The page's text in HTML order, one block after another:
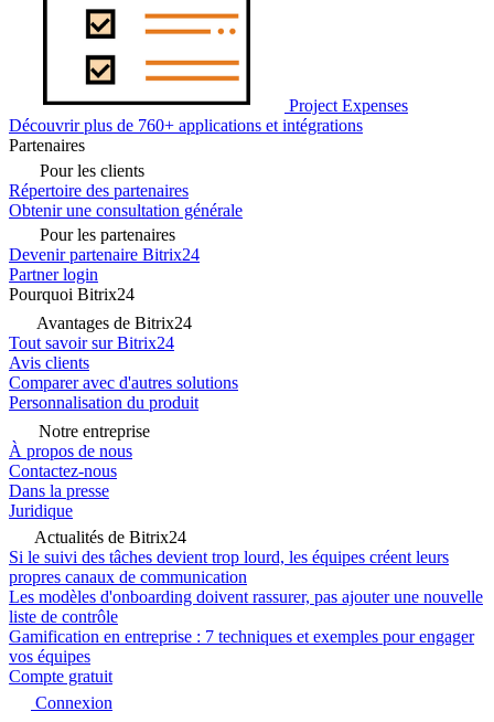
Project Expenses
Découvrir plus de 760+ applications et intégrations
Partenaires
Pour les clients
Répertoire des partenaires
Obtenir une consultation générale
Pour les partenaires
Devenir partenaire Bitrix24
Partner login
Pourquoi Bitrix24
Avantages de Bitrix24
Tout savoir sur Bitrix24
Avis clients
Comparer avec d'autres solutions
Personnalisation du produit
Notre entreprise
À propos de nous
Contactez-nous
Dans la presse
Juridique
Actualités de Bitrix24
Si le suivi des tâches devient trop lourd, les équipes créent leurs
propres canaux de communication
Les modèles d'onboarding doivent rassurer, pas ajouter une nouvelle
liste de contrôle
Gamification en entreprise : 7 techniques et exemples pour engager
vos équipes
Compte gratuit
Connexion